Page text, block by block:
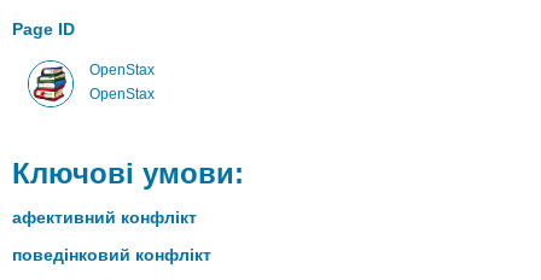
Page ID
OpenStax
OpenStax
Ключові умови:
афективний конфлікт
поведінковий конфлікт